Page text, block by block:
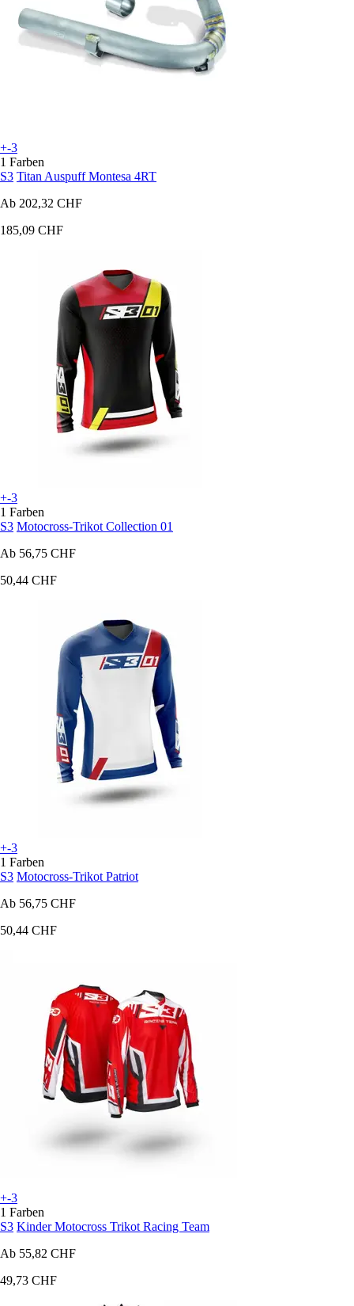
+-3
1 Farben
S3 Titan Auspuff Montesa 4RT
Ab 202,32 CHF
185,09 CHF
+-3
1 Farben
S3 Motocross-Trikot Collection 01
Ab 56,75 CHF
50,44 CHF
+-3
1 Farben
S3 Motocross-Trikot Patriot
Ab 56,75 CHF
50,44 CHF
+-3
1 Farben
S3 Kinder Motocross Trikot Racing Team
Ab 55,82 CHF
49,73 CHF